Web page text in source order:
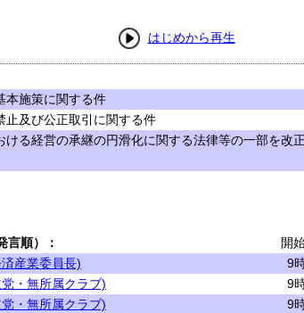
はじめから再生
本施策に関する件
止及び公正取引に関する件
ける経営の承継の円滑化に関する法律等の一部を改
言順）： 開
産業委員長)
9
・無所属クラブ)
9
・無所属クラブ)
9